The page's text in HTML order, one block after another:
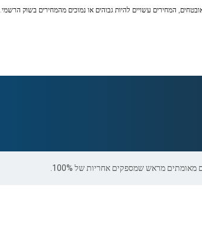
המחירים עשויים להיות גבוהים או נמוכים מהמחירים בשוק הרשמי.